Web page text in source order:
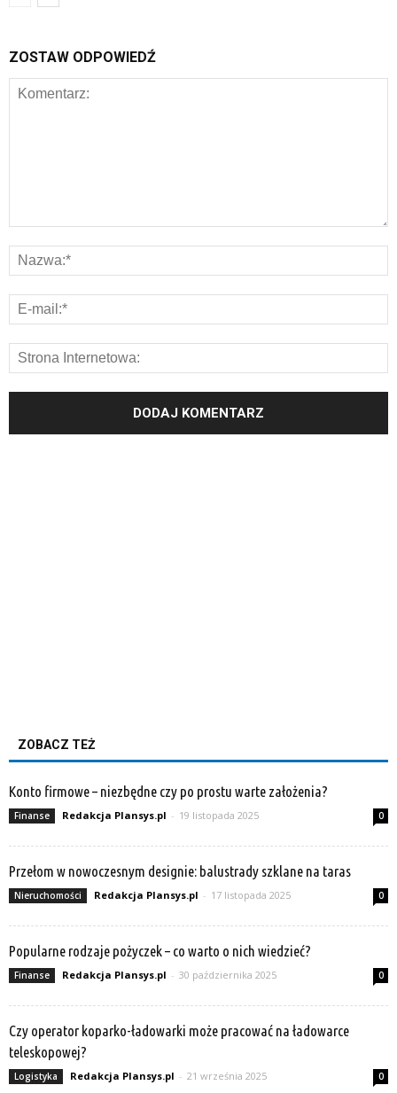
ZOSTAW ODPOWIEDŹ
ZOBACZ TEŻ
Konto firmowe – niezbędne czy po prostu warte założenia?
Finanse Redakcja Plansys.pl - 19 listopada 2025 0
Przełom w nowoczesnym designie: balustrady szklane na taras
Nieruchomości Redakcja Plansys.pl - 17 listopada 2025 0
Popularne rodzaje pożyczek – co warto o nich wiedzieć?
Finanse Redakcja Plansys.pl - 30 października 2025 0
Czy operator koparko-ładowarki może pracować na ładowarce
teleskopowej?
Logistyka Redakcja Plansys.pl - 21 września 2025 0